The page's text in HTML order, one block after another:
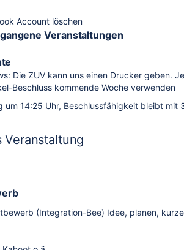
Account löschen
Veranstaltungen
Die ZUV kann uns einen Drucker geben.
Beschluss kommende Woche verwenden
um 14:25 Uhr, Beschlussfähigkeit bleibt mit
Veranstaltung
(Integration-Bee) Idee, planen,